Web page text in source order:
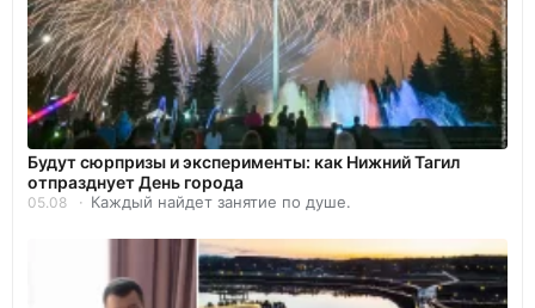
Будут сюрпризы и эксперименты: как Нижний Тагил
отпразднует День города
05.08 Каждый найдет занятие по душе.